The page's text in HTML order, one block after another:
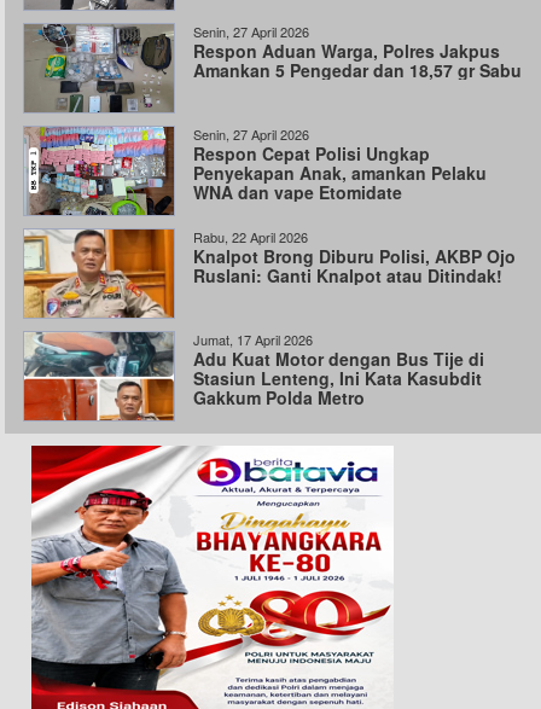
Senin, 27 April 2026
Respon Aduan Warga, Polres Jakpus
Amankan 5 Pengedar dan 18,57 gr Sabu
Senin, 27 April 2026
Respon Cepat Polisi Ungkap
Penyekapan Anak, amankan Pelaku
WNA dan vape Etomidate
Rabu, 22 April 2026
Knalpot Brong Diburu Polisi, AKBP Ojo
Ruslani: Ganti Knalpot atau Ditindak!
Jumat, 17 April 2026
Adu Kuat Motor dengan Bus Tije di
Stasiun Lenteng, Ini Kata Kasubdit
Gakkum Polda Metro